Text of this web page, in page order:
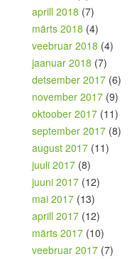
aprill 2018 (7)
märts 2018 (4)
veebruar 2018 (4)
jaanuar 2018 (7)
detsember 2017 (6)
november 2017 (9)
oktoober 2017 (11)
september 2017 (8)
august 2017 (11)
juuli 2017 (8)
juuni 2017 (12)
mai 2017 (13)
aprill 2017 (12)
märts 2017 (10)
veebruar 2017 (7)